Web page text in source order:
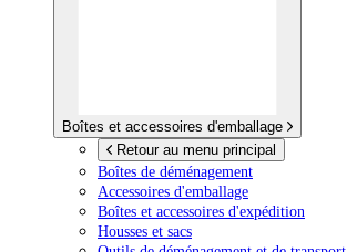
Boîtes et accessoires d'emballage
Retour au menu principal
Boîtes de déménagement
Accessoires d'emballage
Boîtes et accessoires d'expédition
Housses et sacs